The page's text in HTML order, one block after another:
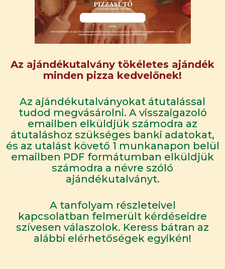
Az ajándékutalvány tökéletes ajándék
minden pizza kedvelőnek!
Az ajándékutalványokat átutalással
tudod megvásárolni. A visszaigazoló
emailben elküldjük számodra az
átutaláshoz szükséges banki adatokat,
és az utalást követő 1 munkanapon belül
emailben PDF formátumban elküldjük
számodra a névre szóló
ajándékutalványt.
A tanfolyam részleteivel
kapcsolatban felmerült kérdéseidre
szívesen válaszolok. Keress bátran az
alábbi elérhetőségek egyikén!